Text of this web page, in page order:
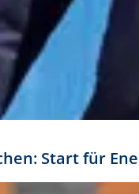
Start für